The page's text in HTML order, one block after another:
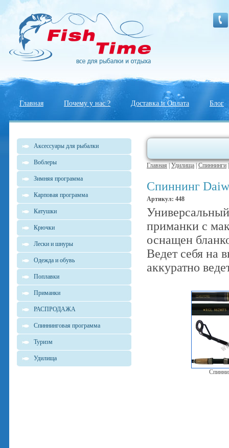
Главная Почему у нас ? Доставка и Оплата Блог
Аксессуары для рыбалки
Воблеры
Зимняя программа
Карповая программа
Катушки
Крючки
Лески и шнуры
Одежда и обувь
Поплавки
Приманки
РАСПРОДАЖА
Спиннинговая программа
Туризм
Удилища
Главная Удилища Спиннинги
Спиннинг
Артикул: 448
приманки с
оснащен
Ведет себя на
аккуратно